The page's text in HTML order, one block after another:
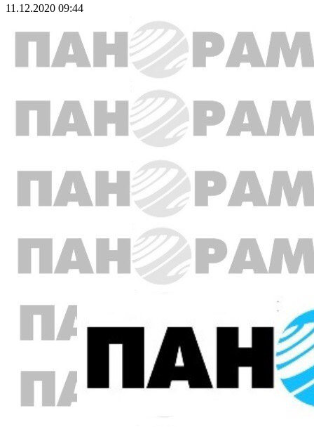
11.12.2020 09:44